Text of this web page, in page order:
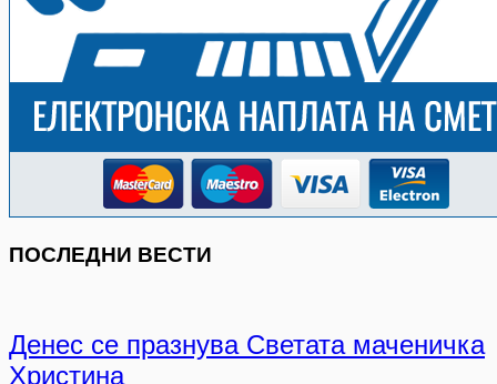
ПОСЛЕДНИ ВЕСТИ
Денес се празнува Светата маченичка
Христина